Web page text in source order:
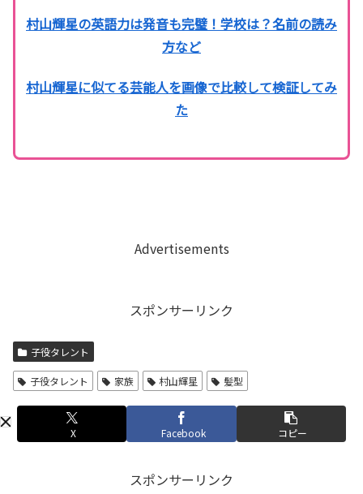
村山輝星の英語力は発音も完璧！学校は？名前の読み
方など
村山輝星に似てる芸能人を画像で比較して検証してみ
た
Advertisements
スポンサーリンク
子役タレント
子役タレント 家族 村山輝星 髪型
X Facebook コピー
スポンサーリンク